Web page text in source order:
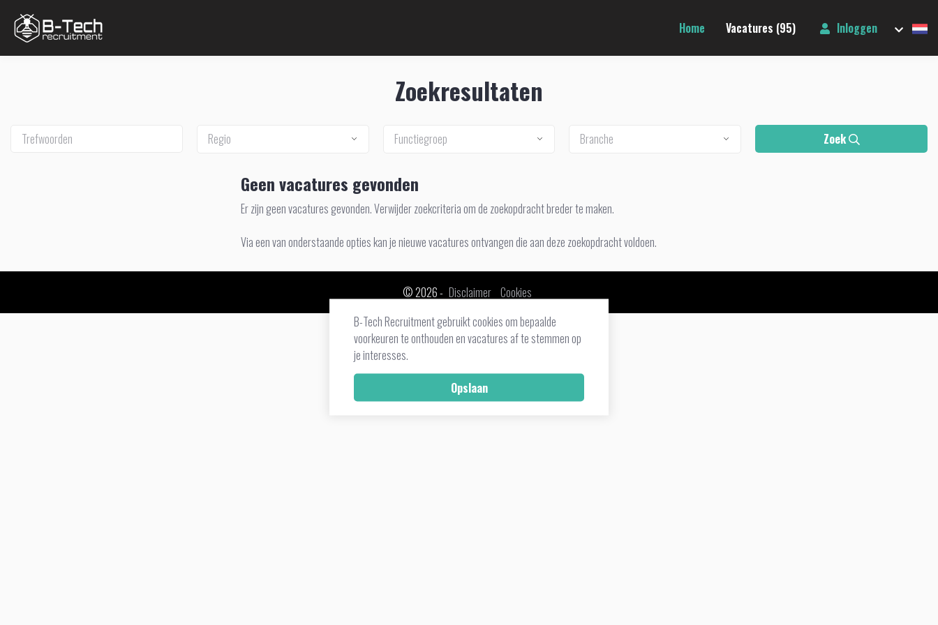
Home Vacatures (95) Inloggen
Zoekresultaten
Regio Functiegroep Branche Zoek
Geen vacatures gevonden
Er zijn geen vacatures gevonden. Verwijder zoekcriteria om de zoekopdracht breder te maken.
Via een van onderstaande opties kan je nieuwe vacatures ontvangen die aan deze zoekopdracht voldoen.
© 2026 - Disclaimer Cookies
B-Tech Recruitment gebruikt cookies om bepaalde
voorkeuren te onthouden en vacatures af te stemmen op
je interesses.